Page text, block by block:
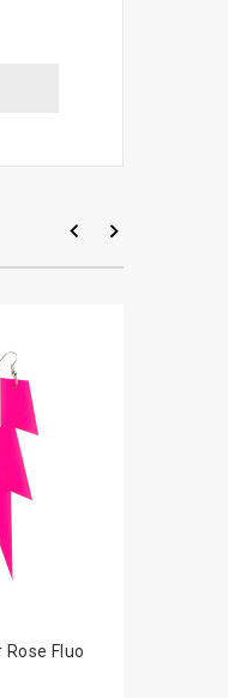
Rose Fluo